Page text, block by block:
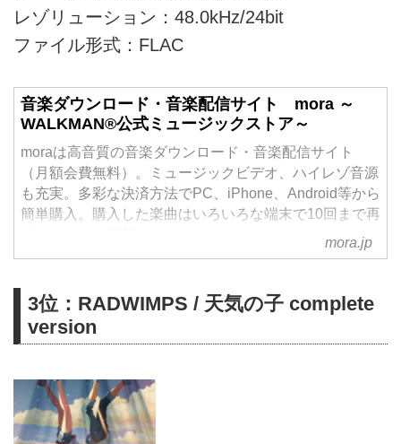
レゾリューション：48.0kHz/24bit
ファイル形式：FLAC
音楽ダウンロード・音楽配信サイト mora ～
WALKMAN®公式ミュージックストア～
moraは高音質の音楽ダウンロード・音楽配信サイト
（月額会費無料）。ミュージックビデオ、ハイレゾ音源
も充実。多彩な決済方法でPC、iPhone、Android等から
簡単購入。購入した楽曲はいろいろな端末で10回まで再
mora.jp
3位：RADWIMPS / 天気の子 complete
version